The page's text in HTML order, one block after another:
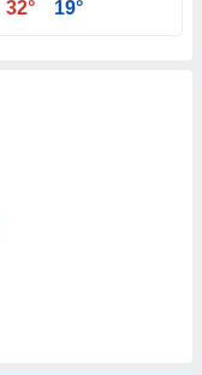
32° 19°